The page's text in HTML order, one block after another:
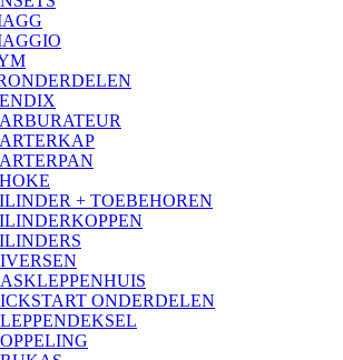
+ TOEBEHOREN
ONDERDELEN